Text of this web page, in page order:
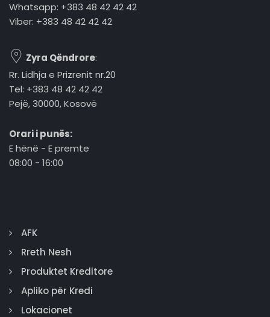
Whatsapp: +383 48 42 42 42
Viber: +383 48 42 42 42
Zyra Qëndrore:
Rr. Lidhja e Prizrenit nr.20
Tel: +383 48 42 42 42
Pejë, 30000, Kosovë
Orari i punës:
E hënë - E premte
08:00 - 16:00
AFK
Rreth Nesh
Produktet Kreditore
Apliko për Kredi
Lokacionet